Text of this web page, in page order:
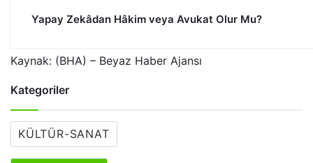
Yapay Zekâdan Hâkim veya Avukat Olur Mu?
Kaynak: (BHA) – Beyaz Haber Ajansı
Kategoriler
KÜLTÜR-SANAT